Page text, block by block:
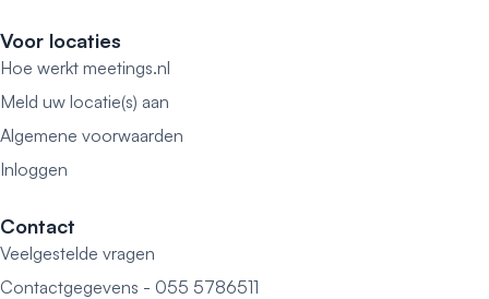
Voor locaties
Hoe werkt meetings.nl
Meld uw locatie(s) aan
Algemene voorwaarden
Inloggen
Contact
Veelgestelde vragen
Contactgegevens - 055 5786511